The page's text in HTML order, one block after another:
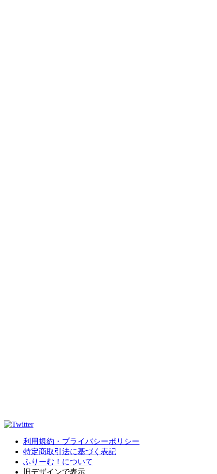
利用規約・プライバシーポリシー
特定商取引法に基づく表記
ふりーむ！について
旧デザインで表示